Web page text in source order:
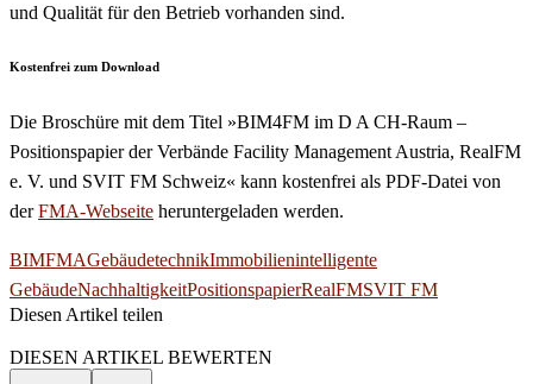
und Qualität für den Betrieb vorhanden sind.
Kostenfrei zum Download
Die Broschüre mit dem Titel »BIM4FM im D A CH-Raum –
Positionspapier der Verbände Facility Management Austria, RealFM
e. V. und SVIT FM Schweiz« kann kostenfrei als PDF-Datei von
derFMA-Webseite heruntergeladen werden.
BIMFMAGebäudetechnikImmobilienintelligente
GebäudeNachhaltigkeitPositionspapierRealFMSVIT FM
Diesen Artikel teilen
DIESEN ARTIKEL BEWERTEN